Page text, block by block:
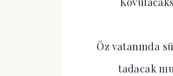
Öz vatanında
tadacak